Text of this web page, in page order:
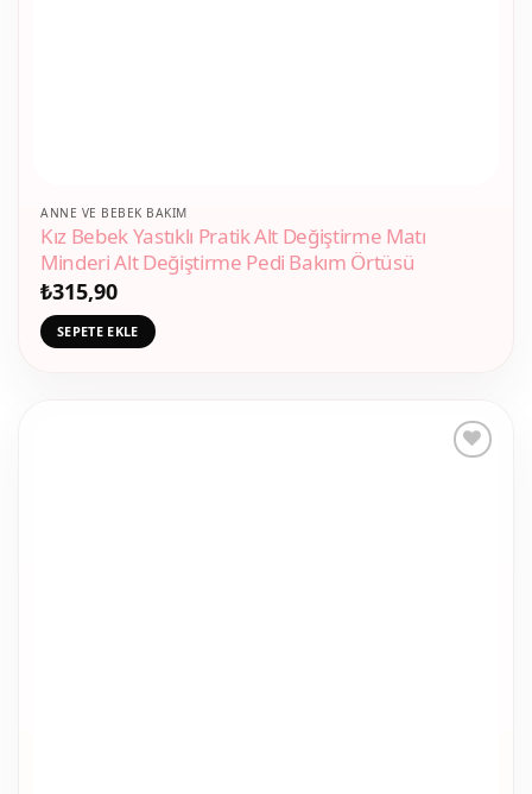
ANNE VE BEBEK BAKIM
Kız Bebek Yastıklı Pratik Alt Değiştirme Matı
Minderi Alt Değiştirme Pedi Bakım Örtüsü
₺315,90
SEPETE EKLE